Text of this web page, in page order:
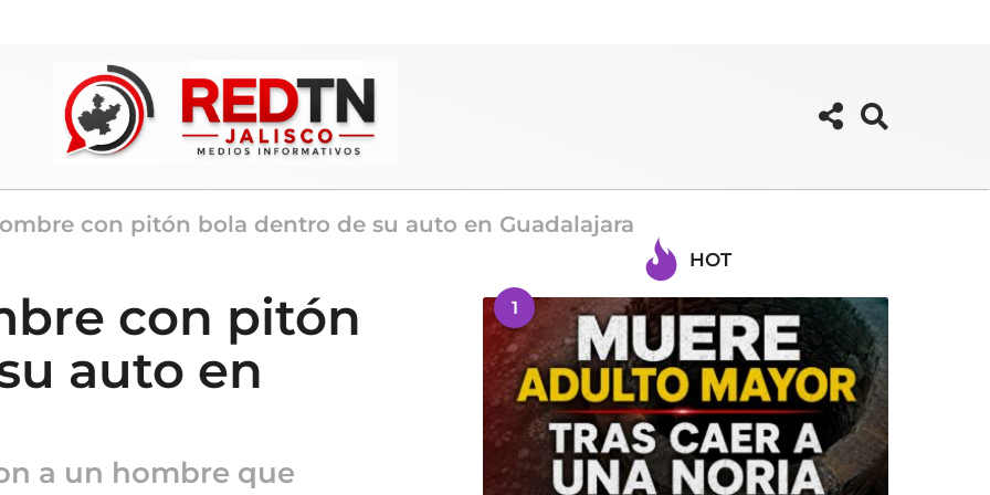
con pitón bola dentro de su auto en Guadalajara
con pitón
auto en
a un hombre que
HOT
1